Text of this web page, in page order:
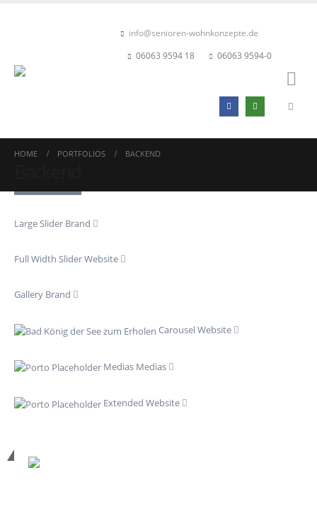
info@senioren-wohnkonzepte.de
06063 9594 18
06063 9594-0
HOME PORTFOLIOS BACKEND
Large Slider Brand
Full Width SliderWebsite
Gallery Brand
CarouselWebsite
Medias Medias
Extended Website